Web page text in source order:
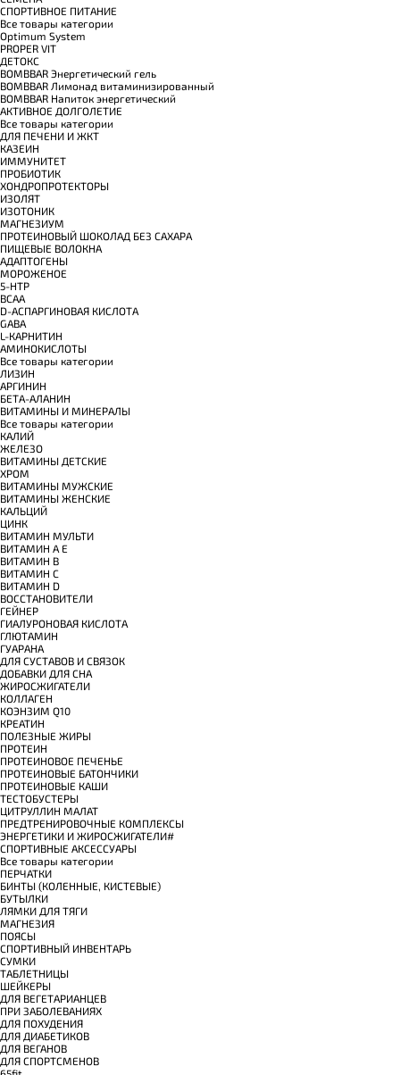
СПОРТИВНОЕ ПИТАНИЕ
Все товары категории
Optimum System
PROPER VIT
ДЕТОКС
BOMBBAR Энергетический гель
BOMBBAR Лимонад витаминизированный
BOMBBAR Напиток энергетический
АКТИВНОЕ ДОЛГОЛЕТИЕ
Все товары категории
ДЛЯ ПЕЧЕНИ И ЖКТ
КАЗЕИН
ИММУНИТЕТ
ПРОБИОТИК
ХОНДРОПРОТЕКТОРЫ
ИЗОЛЯТ
ИЗОТОНИК
МАГНЕЗИУМ
ПРОТЕИНОВЫЙ ШОКОЛАД БЕЗ САХАРА
ПИЩЕВЫЕ ВОЛОКНА
АДАПТОГЕНЫ
МОРОЖЕНОЕ
5-HTP
BCAA
D-АСПАРГИНОВАЯ КИСЛОТА
GABA
L-КАРНИТИН
АМИНОКИСЛОТЫ
Все товары категории
ЛИЗИН
АРГИНИН
БЕТА-АЛАНИН
ВИТАМИНЫ И МИНЕРАЛЫ
Все товары категории
КАЛИЙ
ЖЕЛЕЗО
ВИТАМИНЫ ДЕТСКИЕ
ХРОМ
ВИТАМИНЫ МУЖСКИЕ
ВИТАМИНЫ ЖЕНСКИЕ
КАЛЬЦИЙ
ЦИНК
ВИТАМИН МУЛЬТИ
ВИТАМИН A E
ВИТАМИН B
ВИТАМИН C
ВИТАМИН D
ВОССТАНОВИТЕЛИ
ГЕЙНЕР
ГИАЛУРОНОВАЯ КИСЛОТА
ГЛЮТАМИН
ГУАРАНА
ДЛЯ СУСТАВОВ И СВЯЗОК
ДОБАВКИ ДЛЯ СНА
ЖИРОСЖИГАТЕЛИ
КОЛЛАГЕН
КОЭНЗИМ Q10
КРЕАТИН
ПОЛЕЗНЫЕ ЖИРЫ
ПРОТЕИН
ПРОТЕИНОВОЕ ПЕЧЕНЬЕ
ПРОТЕИНОВЫЕ БАТОНЧИКИ
ПРОТЕИНОВЫЕ КАШИ
ТЕСТОБУСТЕРЫ
ЦИТРУЛЛИН МАЛАТ
ПРЕДТРЕНИРОВОЧНЫЕ КОМПЛЕКСЫ
ЭНЕРГЕТИКИ И ЖИРОСЖИГАТЕЛИ#
СПОРТИВНЫЕ АКСЕССУАРЫ
Все товары категории
ПЕРЧАТКИ
БИНТЫ (КОЛЕННЫЕ, КИСТЕВЫЕ)
БУТЫЛКИ
ЛЯМКИ ДЛЯ ТЯГИ
МАГНЕЗИЯ
ПОЯСЫ
СПОРТИВНЫЙ ИНВЕНТАРЬ
СУМКИ
ТАБЛЕТНИЦЫ
ШЕЙКЕРЫ
ДЛЯ ВЕГЕТАРИАНЦЕВ
ПРИ ЗАБОЛЕВАНИЯХ
ДЛЯ ПОХУДЕНИЯ
ДЛЯ ДИАБЕТИКОВ
ДЛЯ ВЕГАНОВ
ДЛЯ СПОРТСМЕНОВ